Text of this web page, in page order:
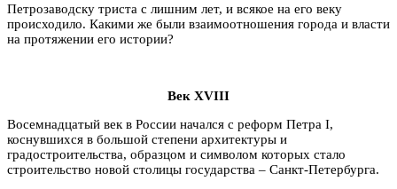
Петрозаводску триста с лишним лет, и всякое на его веку
происходило. Какими же были взаимоотношения города и власти
на протяжении его истории?
Век XVIII
Восемнадцатый век в России начался с реформ Петра I,
коснувшихся в большой степени архитектуры и
градостроительства, образцом и символом которых стало
строительство новой столицы государства – Санкт-Петербурга.